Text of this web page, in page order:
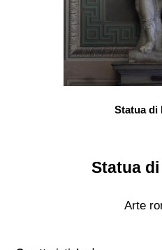
Statua di
Statua
Arte